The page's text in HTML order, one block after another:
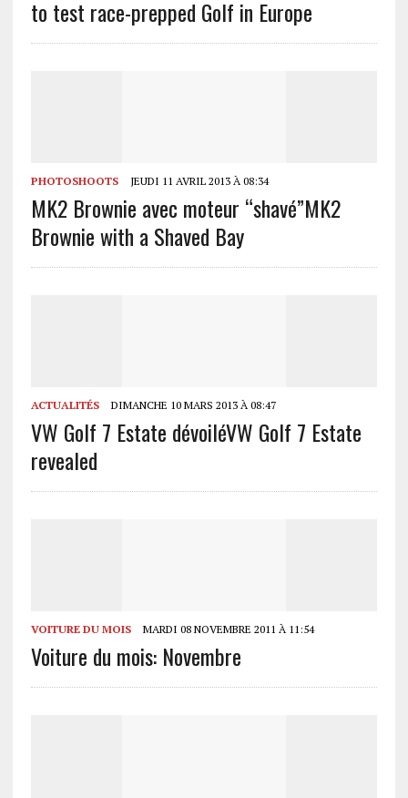
to test race-prepped Golf in Europe
PHOTOSHOOTS JEUDI 11 AVRIL 2013 À 08:34
MK2 Brownie avec moteur “shavé”MK2
Brownie with a Shaved Bay
ACTUALITÉS DIMANCHE 10 MARS 2013 À 08:47
VW Golf 7 Estate dévoiléVW Golf 7 Estate
revealed
VOITURE DU MOIS MARDI 08 NOVEMBRE 2011 À 11:54
Voiture du mois: Novembre